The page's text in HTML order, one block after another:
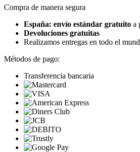
Compra de manera segura
España: envío estándar gratuito a
Devoluciones gratuitas
Realizamos entregas en todo el
Métodos de pago:
Transferencia bancaria